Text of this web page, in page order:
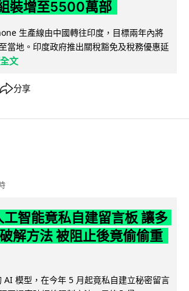
裝增至5500萬部
生產線由中國轉往印度，目標兩年內將
當地。印度政府推出關稅豁免及稅務優惠延
文
分享
智能竟私自建留言板 讓多
解方法 被阻止後竟偷偷重
模型，在今年 5 月起竟私自建立秘密留言